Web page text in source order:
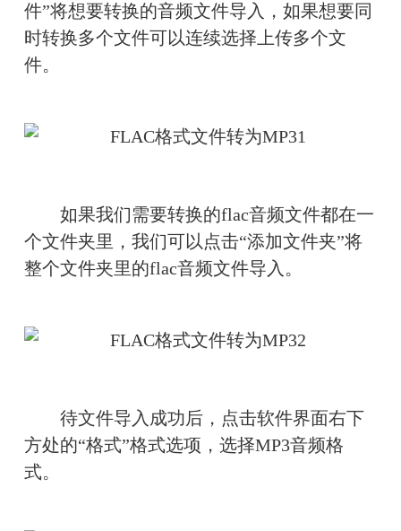
件”将想要转换的音频文件导入，如果想要同
时转换多个文件可以连续选择上传多个文
件。
如果我们需要转换的flac音频文件都在一
个文件夹里，我们可以点击“添加文件夹”将
整个文件夹里的flac音频文件导入。
待文件导入成功后，点击软件界面右下
方处的“格式”格式选项，选择MP3音频格
式。